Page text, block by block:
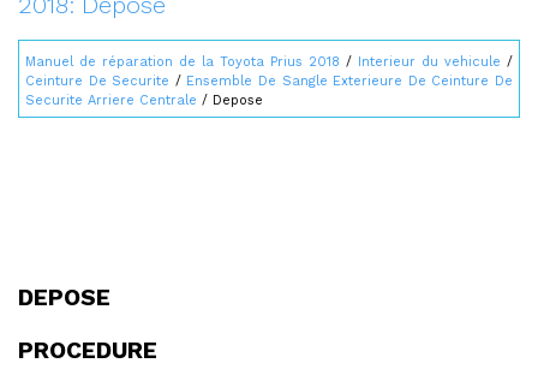
Manuel de réparation de la Toyota Prius 2018 / Interieur du vehicule /
Ceinture De Securite / Ensemble De Sangle Exterieure De Ceinture De
Securite Arriere Centrale / Depose
DEPOSE
PROCEDURE